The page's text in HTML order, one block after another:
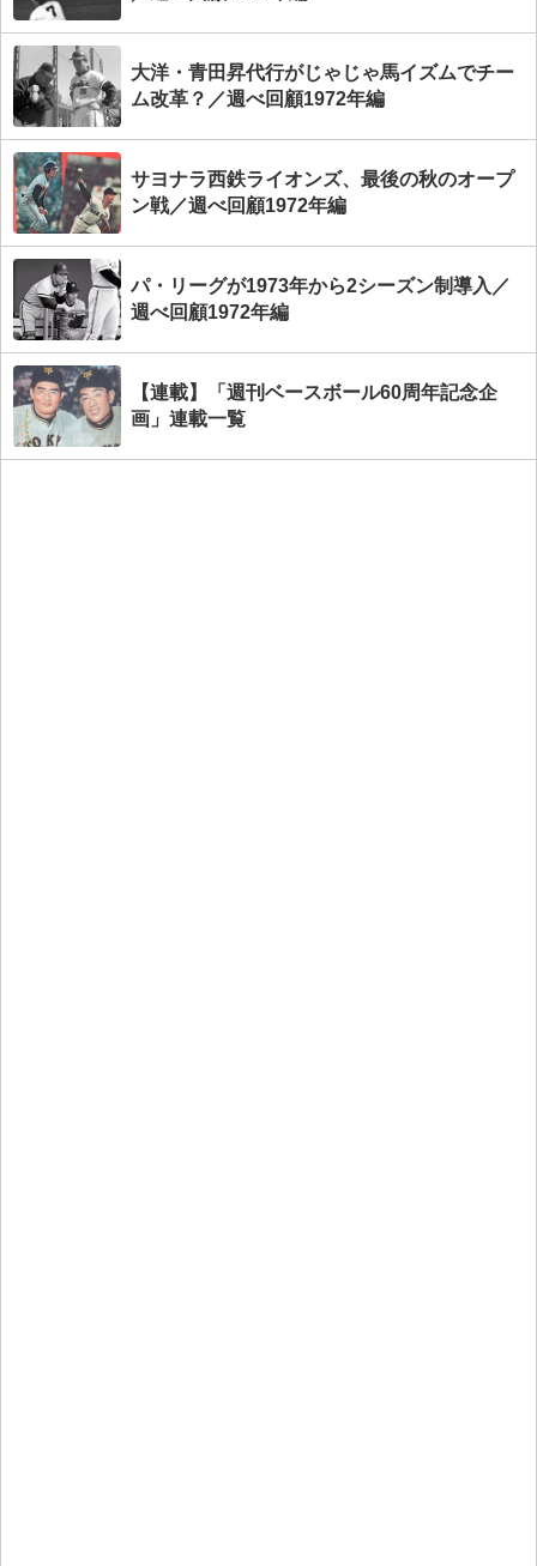
大洋・青田昇代行がじゃじゃ馬イズムでチー
ム改革？／週べ回顧1972年編
サヨナラ西鉄ライオンズ、最後の秋のオープ
ン戦／週べ回顧1972年編
パ・リーグが1973年から2シーズン制導入／
週べ回顧1972年編
【連載】「週刊ベースボール60周年記念企
画」連載一覧